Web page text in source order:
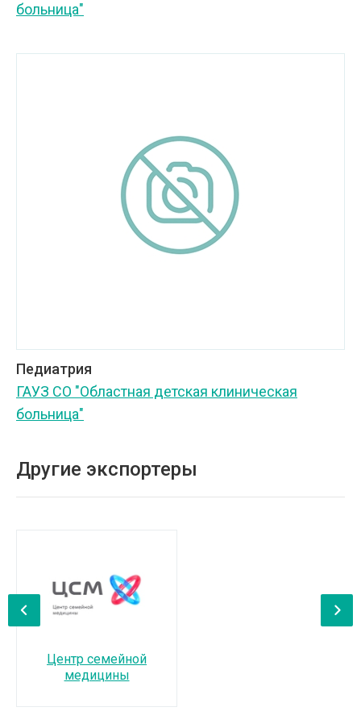
больница"
Педиатрия
ГАУЗ СО "Областная детская клиническая
больница"
Другие экспортеры
Центр семейной
медицины